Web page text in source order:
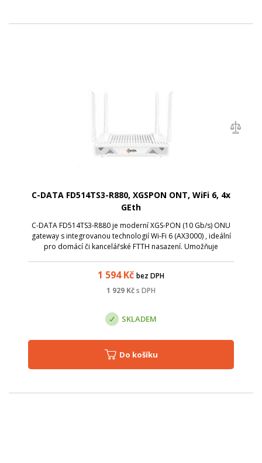
C-DATA FD514TS3-R880, XGSPON ONT, WiFi 6, 4x
GEth
C-DATA FD514TS3-R880 je moderní XGS-PON (10 Gb/s) ONU
gateway s integrovanou technologií Wi-Fi 6 (AX3000) , ideální
pro domácí či kancelářské FTTH nasazení. Umožňuje
1 594Kč bez DPH
1 929 Kčs DPH
SKLADEM
Do košíku